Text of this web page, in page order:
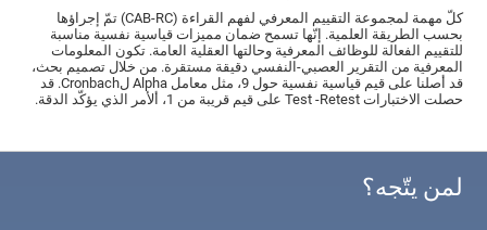
كلّ مهمة لمجموعة التقييم المعرفي لفهم القراءة (CAB-RC) تمّ إجراؤها
بحسب الطريقة العلمية. إنّها تسمح ضمان مميزات قياسية نفسية مناسبة
للتقييم الفعالة للوظائف المعرفية وحالتها العقلية العامة. تكون المعلومات
المعرفية من التقرير العصبي-النفسي دقيقة مستقرة. من خلال تصميم بحث،
قد أصلنا على قيم قياسية نفسية حول 9، مثل معامل Alpha لCronbach. قد
حصلت الاختبارات Test -Retest على قيم قريبة من 1، ألأمر الذي يؤكّد الدقة.
لمن يتّجه؟